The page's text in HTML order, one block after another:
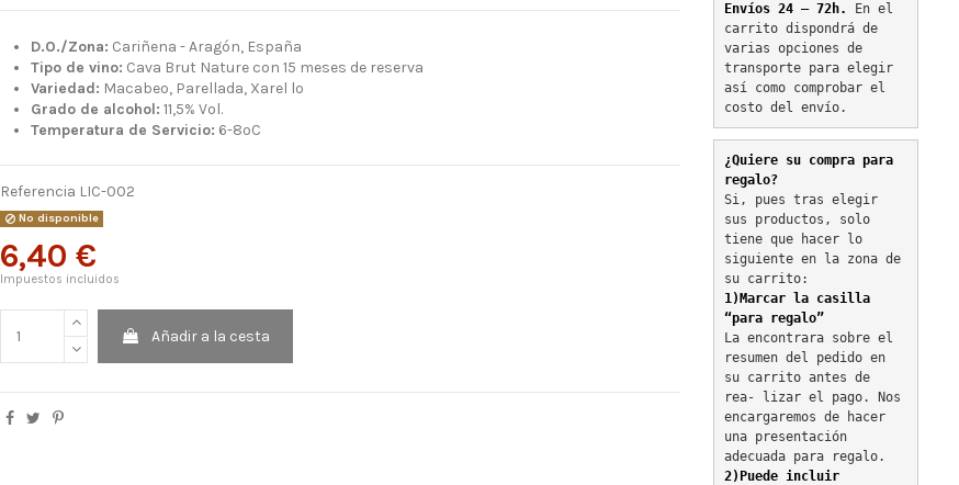
D.O./Zona: Cariñena - Aragón, España
Tipo de vino: Cava Brut Nature con 15 meses de reserva
Variedad: Macabeo, Parellada, Xarel lo
Grado de alcohol: 11,5% Vol.
Temperatura de Servicio: 6-8ºC
Referencia LIC-002
No disponible
6,40 €
Impuestos incluidos
Añadir a la cesta
Envíos 24 – 72h.
En el
carrito dispondrá de
varias opciones de
transporte para elegir
así como comprobar el
costo del envío.
¿Quiere su compra para
regalo?
Si, pues tras elegir
sus productos, solo
tiene que hacer lo
siguiente en la zona de
su carrito:
1)Marcar la casilla
“para regalo”
La encontrara sobre el
resumen del pedido en
su carrito antes de
rea- lizar el pago. Nos
encargaremos de hacer
una presentación
adecuada para regalo.
2)Puede incluir